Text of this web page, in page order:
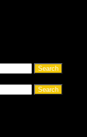
Search
Search